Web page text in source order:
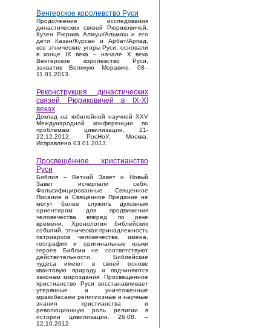
Венгерское королевство Руси
Продолжение исследования
династических связей Рюриковичей.
Кузен Рюрика Алмуш/Альмош и его
дети Казан/Курсан и Арбат/Арпад,
все этнические угоры Руси, основали
в конце IX века – начале X века
Венгерское королевство Руси,
захватив Великую Моравию. 08–
11.01.2013.
Реконструкция династических
связей Рюриковичей в IX-XI
веках
Доклад на юбилейной научной XXV
Международной конференции по
проблемам цивилизации, 21-
22.12.2012, РосНоУ, Москва.
Исправлено 03.01.2013.
Просвещённое христианство
Руси
Библия – Ветхий Завет и Новый
Завет исчерпали себя.
Фальсифицированные Священное
Писание и Священное Предание не
могут более служить духовным
ориентиром для продвижения
человечества вперед по реке
времени. Хронология библейских
событий, этническая принадлежность
патриархов человечества, имена,
география и оригинальные языки
героев Библии не соответствуют
действительности. Библейские
чудеса имеют в своей основе
квантовую природу и подчиняются
законам мироздания. Просвещенное
христианство Руси восстанавливает
утерянные и уничтоженные
мракобесами религиозные и научные
знания христианства и
революционную роль религии в
истории цивилизации. 26.08. –
12.10.2012.